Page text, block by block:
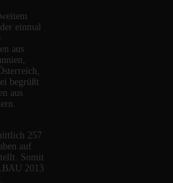
einmal
aus
begrüßt
aus
257
auf
Somit
2013